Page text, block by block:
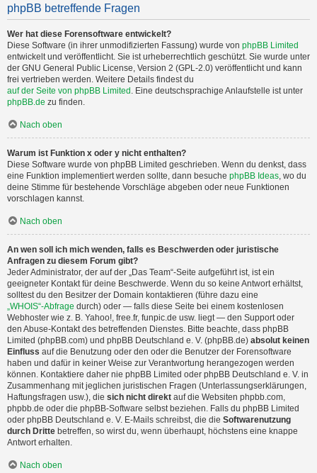
phpBB betreffende Fragen
Wer hat diese Forensoftware entwickelt?
Diese Software (in ihrer unmodifizierten Fassung) wurde von phpBB Limited
entwickelt und veröffentlicht. Sie ist urheberrechtlich geschützt. Sie wurde unter
der GNU General Public License, Version 2 (GPL-2.0) veröffentlicht und kann
frei vertrieben werden. Weitere Details findest du
auf der Seite von phpBB Limited . Eine deutschsprachige Anlaufstelle ist unter
phpBB.de zu finden.
Nach oben
Warum ist Funktion x oder y nicht enthalten?
Diese Software wurde von phpBB Limited geschrieben. Wenn du denkst, dass
eine Funktion implementiert werden sollte, dann besuche phpBB Ideas, wo du
deine Stimme für bestehende Vorschläge abgeben oder neue Funktionen
vorschlagen kannst.
Nach oben
An wen soll ich mich wenden, falls es Beschwerden oder juristische
Anfragen zu diesem Forum gibt?
Jeder Administrator, der auf der „Das Team“-Seite aufgeführt ist, ist ein
geeigneter Kontakt für deine Beschwerde. Wenn du so keine Antwort erhältst,
solltest du den Besitzer der Domain kontaktieren (führe dazu eine
„WHOIS“-Abfrage durch) oder — falls diese Seite bei einem kostenlosen
Webhoster wie z. B. Yahoo!, free.fr, funpic.de usw. liegt — den Support oder
den Abuse-Kontakt des betreffenden Dienstes. Bitte beachte, dass phpBB
Limited (phpBB.com) und phpBB Deutschland e. V. (phpBB.de) absolut keinen
Einfluss auf die Benutzung oder den oder die Benutzer der Forensoftware
haben und dafür in keiner Weise zur Verantwortung herangezogen werden
können. Kontaktiere daher nie phpBB Limited oder phpBB Deutschland e. V. in
Zusammenhang mit jeglichen juristischen Fragen (Unterlassungserklärungen,
Haftungsfragen usw.), die sich nicht direkt auf die Websiten phpbb.com,
phpbb.de oder die phpBB-Software selbst beziehen. Falls du phpBB Limited
oder phpBB Deutschland e. V. E-Mails schreibst, die die Softwarenutzung
durch Dritte betreffen, so wirst du, wenn überhaupt, höchstens eine knappe
Antwort erhalten.
Nach oben